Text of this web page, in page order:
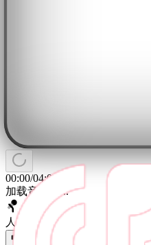
00:00/04:00
加载音轨中...
人声